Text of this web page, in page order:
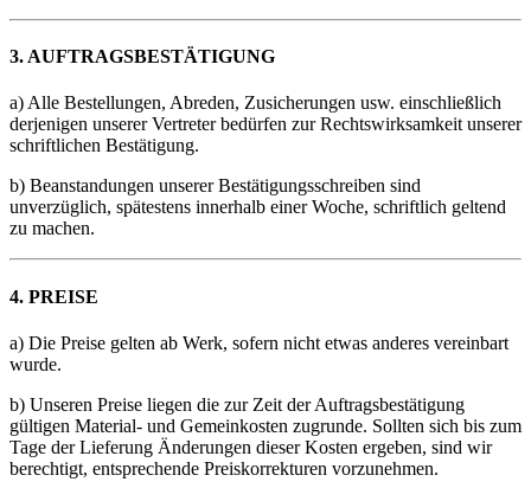
3. AUFTRAGSBESTÄTIGUNG
a) Alle Bestellungen, Abreden, Zusicherungen usw. einschließlich
derjenigen unserer Vertreter bedürfen zur Rechtswirksamkeit unserer
schriftlichen Bestätigung.
b) Beanstandungen unserer Bestätigungsschreiben sind
unverzüglich, spätestens innerhalb einer Woche, schriftlich geltend
zu machen.
4. PREISE
a) Die Preise gelten ab Werk, sofern nicht etwas anderes vereinbart
wurde.
b) Unseren Preise liegen die zur Zeit der Auftragsbestätigung
gültigen Material- und Gemeinkosten zugrunde. Sollten sich bis zum
Tage der Lieferung Änderungen dieser Kosten ergeben, sind wir
berechtigt, entsprechende Preiskorrekturen vorzunehmen.